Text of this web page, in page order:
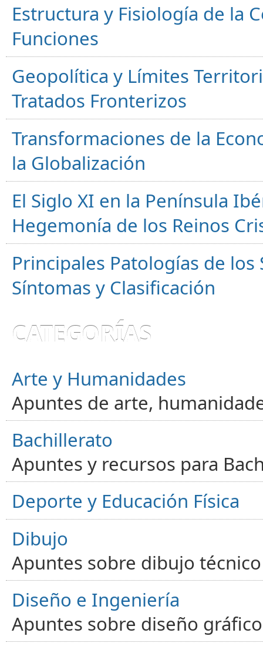
Estructura y Fisiología de la
Funciones
Geopolítica y Límites
Tratados Fronterizos
Transformaciones de la
la Globalización
El Siglo XI en la Península
Hegemonía de los Reinos
Principales Patologías de
Síntomas y Clasificación
CATEGORÍAS
Arte y Humanidades
Apuntes de arte,
Bachillerato
Apuntes y recursos para
Deporte y Educación Física
Dibujo
Apuntes sobre dibujo
Diseño e Ingeniería
Apuntes sobre diseño